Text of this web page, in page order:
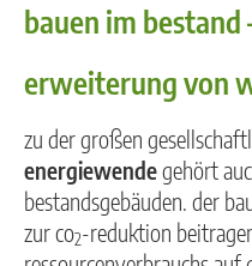
bauen im
erweiterung von
zu der großen
energiewendegehört
bestandsgebäuden. der
zur co2-reduktion